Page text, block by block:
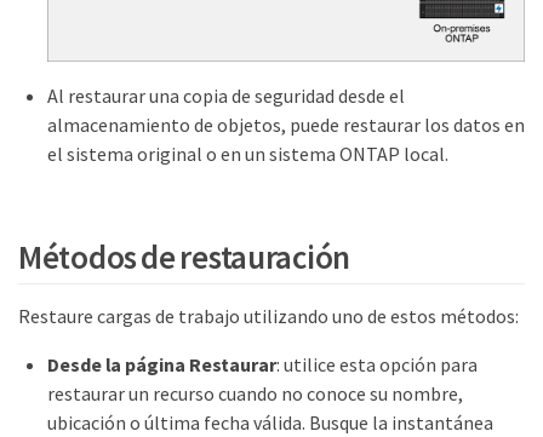
Al restaurar una copia de seguridad desde el
almacenamiento de objetos, puede restaurar los datos en
el sistema original o en un sistema ONTAP local.
Métodos de restauración
Restaure cargas de trabajo utilizando uno de estos métodos:
Desde la página Restaurar: utilice esta opción para
restaurar un recurso cuando no conoce su nombre,
ubicación o última fecha válida. Busque la instantánea